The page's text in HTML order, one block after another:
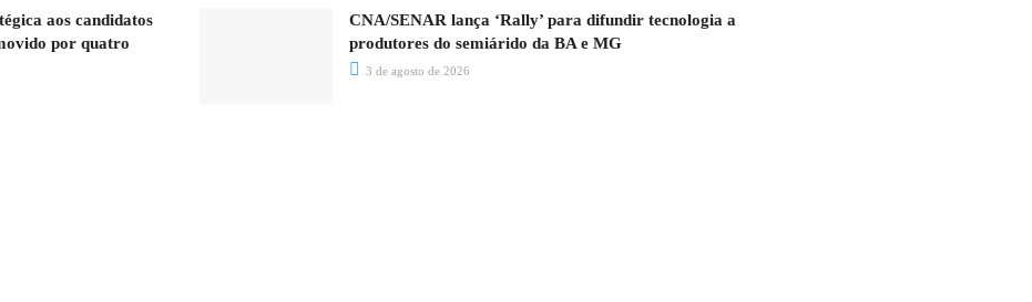
aos candidatos
por quatro
CNA/SENAR lança ‘Rally’ para difundir tecnologia a
produtores do semiárido da BA e MG
3 de agosto de 2026